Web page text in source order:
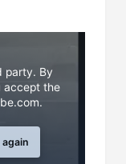
party. By
accept the